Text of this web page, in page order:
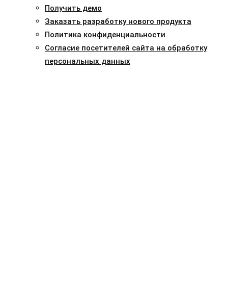
Получить демо
Заказать разработку нового продукта
Политика конфиденциальности
Согласие посетителей сайта на обработку
персональных данных